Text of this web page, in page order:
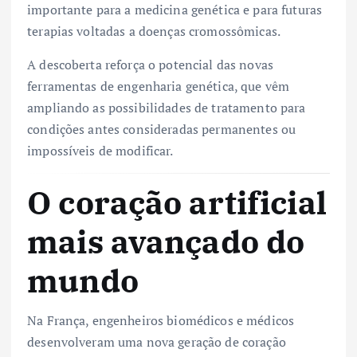
importante para a medicina genética e para futuras
terapias voltadas a doenças cromossômicas.
A descoberta reforça o potencial das novas
ferramentas de engenharia genética, que vêm
ampliando as possibilidades de tratamento para
condições antes consideradas permanentes ou
impossíveis de modificar.
O coração artificial
mais avançado do
mundo
Na França, engenheiros biomédicos e médicos
desenvolveram uma nova geração de coração